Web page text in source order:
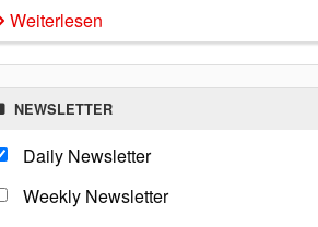
Weiterlesen
NEWSLETTER
Daily Newsletter
Weekly Newsletter